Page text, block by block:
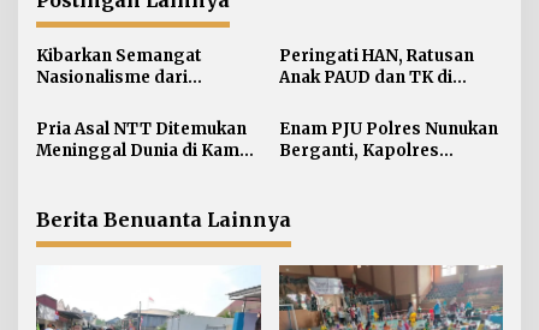
s
i
p
o
s
Kibarkan Semangat
Nasionalisme dari
Merah Putih 81 Meter
Dibentangkan di Sebatik
Peringati HAN, Ratusan
Anak PAUD dan TK di
Lomba Menggambar dan
Mewarnai
Pria Asal NTT Ditemukan
Meninggal Dunia di Kamar
Enam PJU Polres Nunukan
Berganti, Kapolres
Berita Benuanta Lainnya